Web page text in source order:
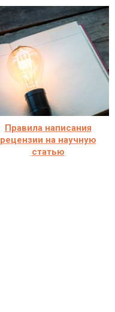
Правила написания
рецензии на научную
статью